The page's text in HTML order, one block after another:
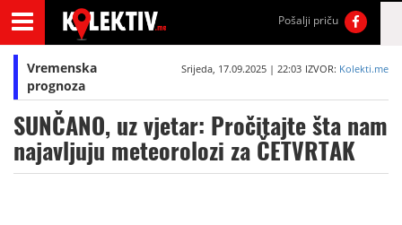
Pošalji priču
Vremenska
prognoza
Srijeda, 17.09.2025 | 22:03 IZVOR: Kolekti.me
SUNČANO, uz vjetar: Pročitajte šta nam
najavljuju meteorolozi za ČETVRTAK